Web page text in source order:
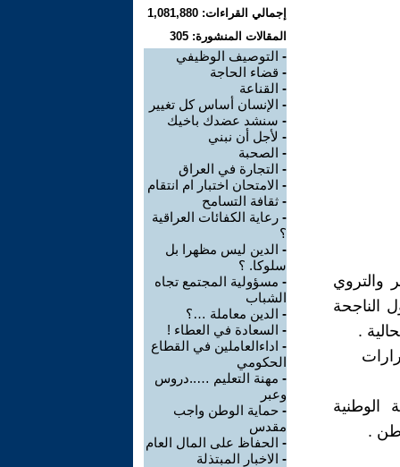
والتروي
الناجحة
.
.
إجمالي القراءات: 1,081,880
المقالات المنشورة: 305
- التوصيف الوظيفي
- قضاء الحاجة
- القناعة
- الإنسان أساس كل تغيير
- سنشد عضدك باخيك
- لأجل أن نبني
- الصحبة
- التجارة في العراق
- الامتحان اختبار ام انتقام
- ثقافة التسامح
- رعاية الكفائات العراقية
؟
- الدين ليس مظهرا بل
سلوكا. ؟
- مسؤولية المجتمع تجاه
الشباب
- الدين معاملة …؟
- السعادة في العطاء !
- اداءالعاملين في القطاع
الحكومي
- مهنة التعليم …..دروس
وعبر
- حماية الوطن واجب
مقدس
- الحفاظ على المال العام
- الاخبار المبتذلة